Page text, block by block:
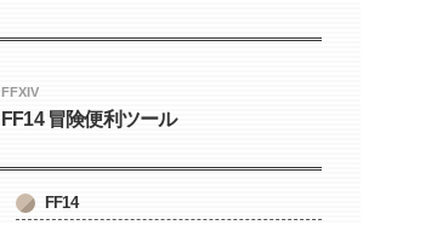
FFXIV
FF14 冒険便利ツール
FF14